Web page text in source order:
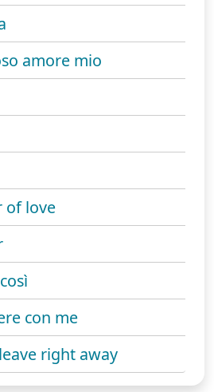
amore mio
of love
con me
right away